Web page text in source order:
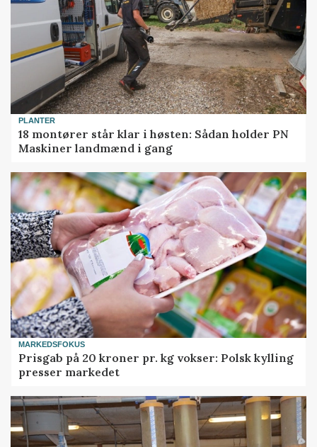
PLANTER
18 montører står klar i høsten: Sådan holder PN
Maskiner landmænd i gang
MARKEDSFOKUS
Prisgab på 20 kroner pr. kg vokser: Polsk kylling
presser markedet